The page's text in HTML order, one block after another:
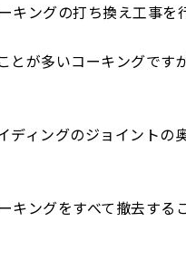
ングの打ち換え工事を
が多いコーキングです
ィングのジョイントの
ングをすべて撤去す